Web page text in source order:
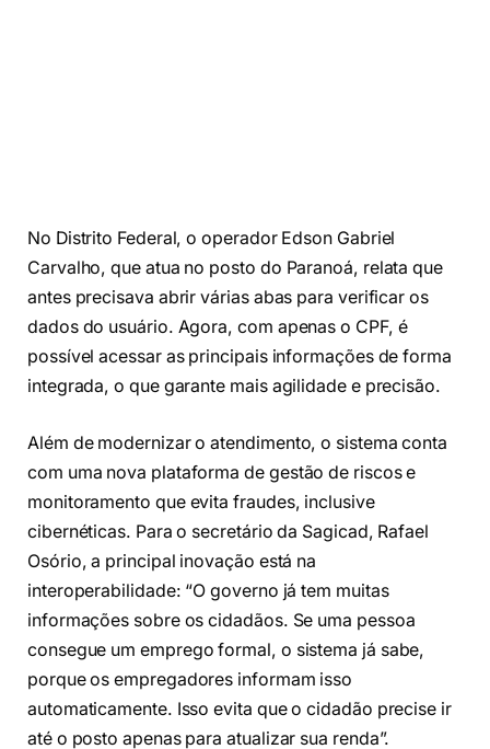
No Distrito Federal, o operador Edson Gabriel
Carvalho, que atua no posto do Paranoá, relata que
antes precisava abrir várias abas para verificar os
dados do usuário. Agora, com apenas o CPF, é
possível acessar as principais informações de forma
integrada, o que garante mais agilidade e precisão.
Além de modernizar o atendimento, o sistema conta
com uma nova plataforma de gestão de riscos e
monitoramento que evita fraudes, inclusive
cibernéticas. Para o secretário da Sagicad, Rafael
Osório, a principal inovação está na
interoperabilidade: “O governo já tem muitas
informações sobre os cidadãos. Se uma pessoa
consegue um emprego formal, o sistema já sabe,
porque os empregadores informam isso
automaticamente. Isso evita que o cidadão precise ir
até o posto apenas para atualizar sua renda”.